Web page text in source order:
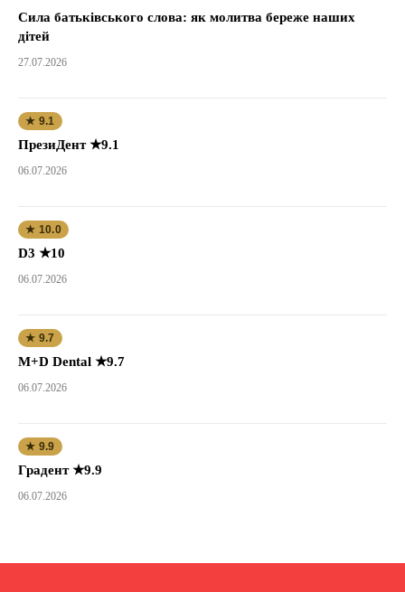
Сила батьківського слова: як молитва береже наших
дітей
27.07.2026
★ 9.1
ПрезиДент ★9.1
06.07.2026
★ 10.0
D3 ★10
06.07.2026
★ 9.7
M+D Dental ★9.7
06.07.2026
★ 9.9
Градент ★9.9
06.07.2026